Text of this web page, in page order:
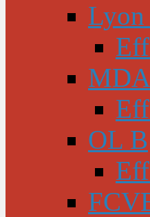
Lyon
OL B